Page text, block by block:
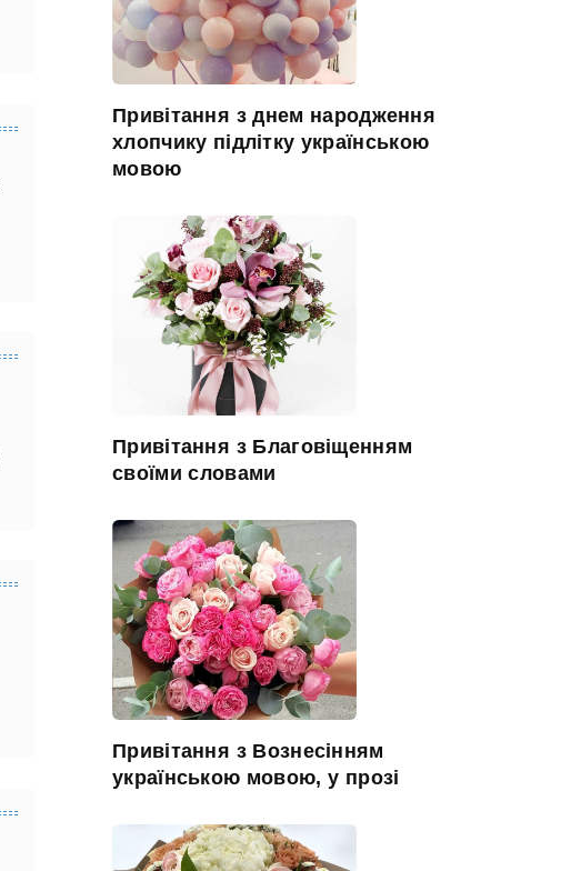
Привітання з днем народження
хлопчику підлітку українською
мовою
Привітання з Благовіщенням
своїми словами
Привітання з Вознесінням
українською мовою, у прозі